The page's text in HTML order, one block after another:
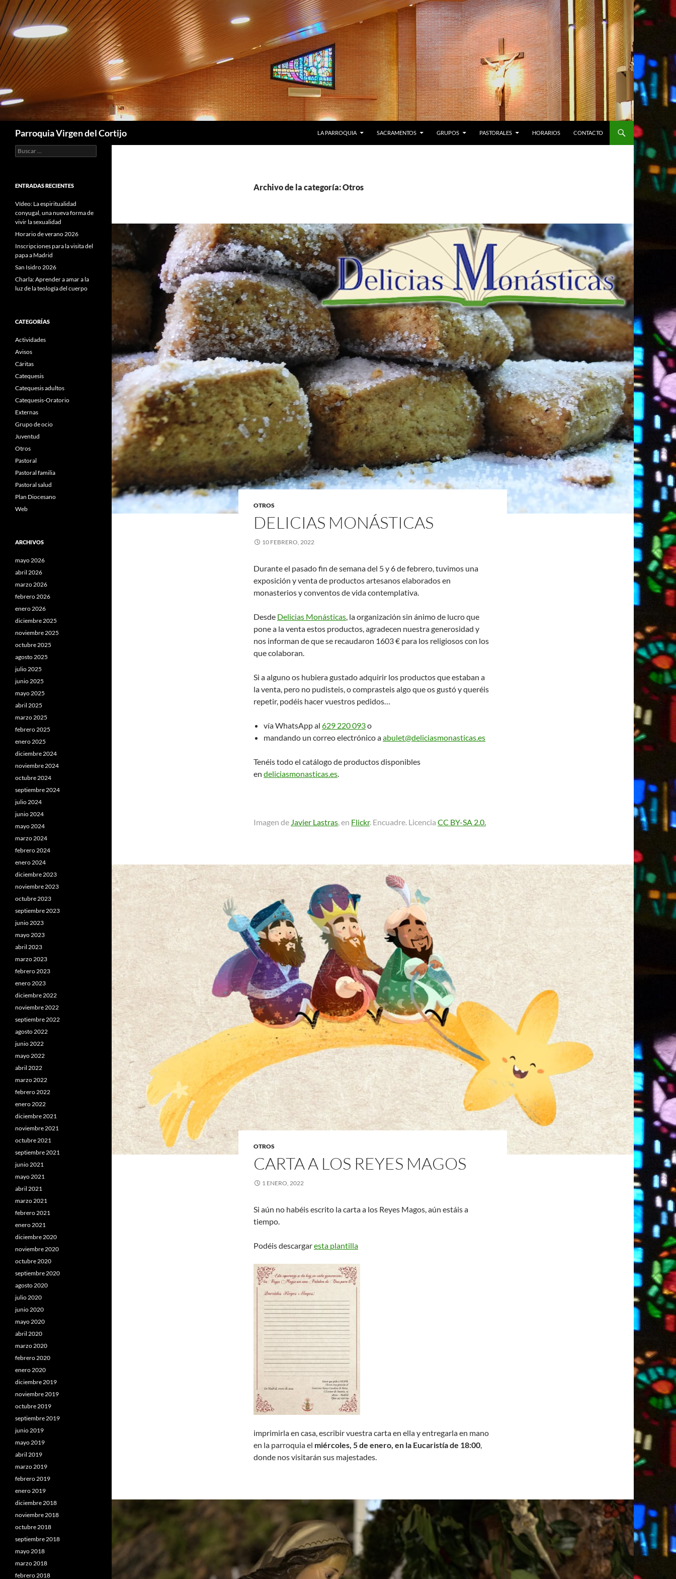
Saltar
al
contenido
Parroquia Virgen del Cortijo LA PARROQUIA SACRAMENTOS GRUPOS PASTORALES HORARIOS CONTACTO
Archivo de la categoría: Otros
OTROS
DELICIAS MONÁSTICAS
10 FEBRERO, 2022
Durante el pasado fin de semana del 5 y 6 de febrero, tuvimos una
exposición y venta de productos artesanos elaborados en
monasterios y conventos de vida contemplativa.
Desde Delicias Monásticas, la organización sin ánimo de lucro que
pone a la venta estos productos, agradecen nuestra generosidad y
nos informan de que se recaudaron 1603 € para los religiosos con los
que colaboran.
Si a alguno os hubiera gustado adquirir los productos que estaban a
la venta, pero no pudisteis, o comprasteis algo que os gustó y queréis
repetir, podéis hacer vuestros pedidos…
vía WhatsApp al 629 220 093o
mandando un correo electrónico aabulet@deliciasmonasticas.es
Tenéis todo el catálogo de productos disponibles
en deliciasmonasticas.es.
Imagen de Javier Lastras, en Flickr. Encuadre. Licencia CC BY-SA 2.0.
OTROS
CARTA A LOS REYES MAGOS
1 ENERO, 2022
Si aún no habéis escrito la carta a los Reyes Magos, aún estáis a
tiempo.
Podéis descargaresta plantilla
imprimirla en casa, escribir vuestra carta en ella y entregarla en mano
en la parroquia el miércoles, 5 de enero, en la Eucaristía de 18:00,
donde nos visitarán sus majestades.
Buscar:
ENTRADAS RECIENTES
Vídeo: La espiritualidad
conyugal, una nueva forma de
vivir la sexualidad
Horario de verano 2026
Inscripciones para la visita del
papa a Madrid
San Isidro 2026
Charla: Aprender a amar a la
luz de la teología del cuerpo
CATEGORÍAS
Actividades
Avisos
Cáritas
Catequesis
Catequesis adultos
Catequesis-Oratorio
Externas
Grupo de ocio
Juventud
Otros
Pastoral
Pastoral familia
Pastoral salud
Plan Diocesano
Web
ARCHIVOS
mayo 2026
abril 2026
marzo 2026
febrero 2026
enero 2026
diciembre 2025
noviembre 2025
octubre 2025
agosto 2025
julio 2025
junio 2025
mayo 2025
abril 2025
marzo 2025
febrero 2025
enero 2025
diciembre 2024
noviembre 2024
octubre 2024
septiembre 2024
julio 2024
junio 2024
mayo 2024
marzo 2024
febrero 2024
enero 2024
diciembre 2023
noviembre 2023
octubre 2023
septiembre 2023
junio 2023
mayo 2023
abril 2023
marzo 2023
febrero 2023
enero 2023
diciembre 2022
noviembre 2022
septiembre 2022
agosto 2022
junio 2022
mayo 2022
abril 2022
marzo 2022
febrero 2022
enero 2022
diciembre 2021
noviembre 2021
octubre 2021
septiembre 2021
junio 2021
mayo 2021
abril 2021
marzo 2021
febrero 2021
enero 2021
diciembre 2020
noviembre 2020
octubre 2020
septiembre 2020
agosto 2020
julio 2020
junio 2020
mayo 2020
abril 2020
marzo 2020
febrero 2020
enero 2020
diciembre 2019
noviembre 2019
octubre 2019
septiembre 2019
junio 2019
mayo 2019
abril 2019
marzo 2019
febrero 2019
enero 2019
diciembre 2018
noviembre 2018
octubre 2018
septiembre 2018
mayo 2018
marzo 2018
febrero 2018